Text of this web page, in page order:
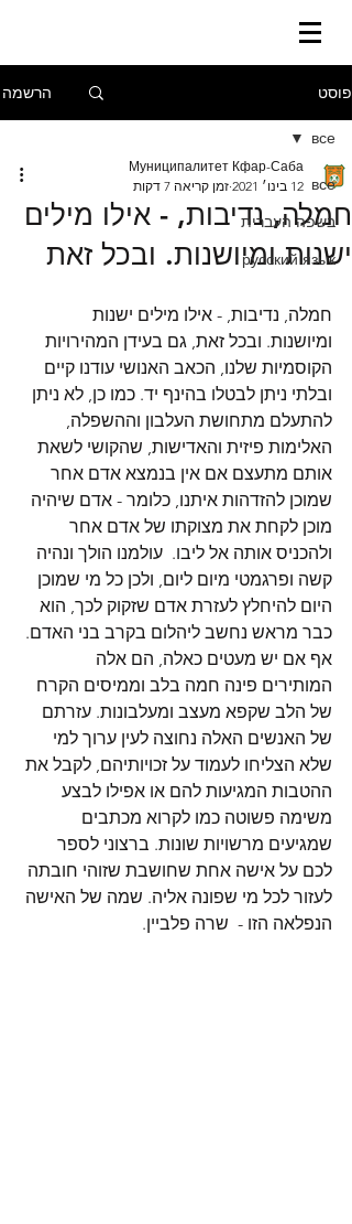
פוסט הרשמה
все
בשפה העברית
русский язык
все
חמלה, נדיבות, - אילו מילים
ישנות ומיושנות. ובכל זאת
Муниципалитет Кфар-Саба
12 בינו׳ 2021
זמן קריאה 7 דקות
חמלה, נדיבות, - אילו מילים ישנות
ומיושנות. ובכל זאת, גם בעידן המהירויות
הקוסמיות שלנו, הכאב האנושי עודנו קיים
ובלתי ניתן לבטלו בהינף יד. כמו כן, לא ניתן
להתעלם מתחושת העלבון וההשפלה,
האלימות פיזית והאדישות, שהקושי לשאת
אותם מתעצם אם אין בנמצא אדם אחר
שמוכן להזדהות איתנו, כלומר - אדם שיהיה
מוכן לקחת את מצוקתו של אדם אחר
ולהכניס אותה אל ליבו.  עולמנו הולך ונהיה
קשה ופרגמטי מיום ליום, ולכן כל מי שמוכן
היום להיחלץ לעזרת אדם שזקוק לכך, הוא
כבר מראש נחשב ליהלום בקרב בני האדם.
אף אם יש מעטים כאלה, הם אלה
המותירים פינה חמה בלב וממיסים הקרח
של הלב שקפא מעצב ומעלבונות. עזרתם
של האנשים האלה נחוצה לעין ערוך למי
שלא הצליחו לעמוד על זכויותיהם, לקבל את
ההטבות המגיעות להם או אפילו לבצע
משימה פשוטה כמו לקרוא מכתבים
שמגיעים מרשויות שונות. ברצוני לספר
לכם על אישה אחת שחושבת שזוהי חובתה
לעזור לכל מי שפונה אליה. שמה של האישה
הנפלאה הזו -  שרה פלביין.